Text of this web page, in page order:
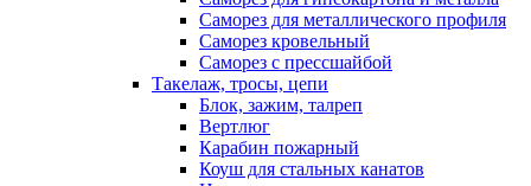
Саморез для металлического профиля
Саморез кровельный
Саморез с прессшайбой
Такелаж, тросы, цепи
Блок, зажим, талреп
Вертлюг
Карабин пожарный
Коуш для стальных канатов